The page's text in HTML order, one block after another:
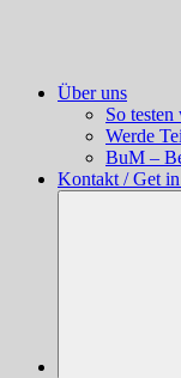
Über uns
So
Werde
BuM –
Kontakt / Get